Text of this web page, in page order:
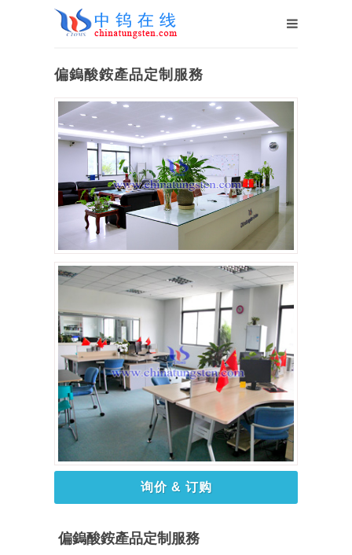
偏鎢酸銨產品定制服務
询价 & 订购
偏鎢酸銨產品定制服務